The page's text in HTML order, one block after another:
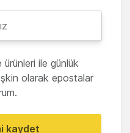
ile günlük
olarak epostalar
kaydet